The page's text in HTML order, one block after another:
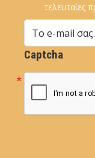
τελευταίες
Captcha